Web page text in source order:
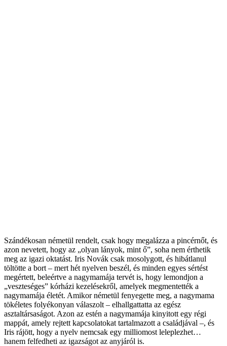
Szándékosan németül rendelt, csak hogy megalázza a pincérnőt, és
azon nevetett, hogy az „olyan lányok, mint ő”, soha nem érthetik
meg az igazi oktatást. Iris Novák csak mosolygott, és hibátlanul
töltötte a bort – mert hét nyelven beszél, és minden egyes sértést
megértett, beleértve a nagymamája tervét is, hogy lemondjon a
„veszteséges” kórházi kezelésekről, amelyek megmentették a
nagymamája életét. Amikor németül fenyegette meg, a nagymama
tökéletes folyékonyan válaszolt – elhallgattatta az egész
asztaltársaságot. Azon az estén a nagymamája kinyitott egy régi
mappát, amely rejtett kapcsolatokat tartalmazott a családjával –, és
Iris rájött, hogy a nyelv nemcsak egy milliomost leleplezhet…
hanem felfedheti az igazságot az anyjáról is.